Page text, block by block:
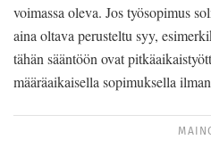
voimassa oleva. Jos työsopimus
aina oltava perusteltu syy,
tähän sääntöön ovat
määräaikaisella sopimuksella